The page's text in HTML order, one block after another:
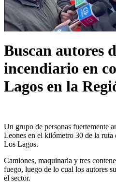
Buscan autores
incendiario en
Lagos en la
Un grupo de personas fuertemente
Leones en el kilómetro 30 de la
Los Lagos.
Camiones, maquinaria y tres
fuego, luego de lo cual los autores
el sector.